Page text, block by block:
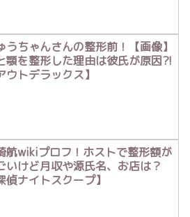
うちゃんさんの整形前！【画像】
顎を整形した理由は彼氏が原因?!
ウトデラックス】
航wikiプロフ！ホストで整形額が
いけど月収や源氏名、お店は？
偵ナイトスクープ】